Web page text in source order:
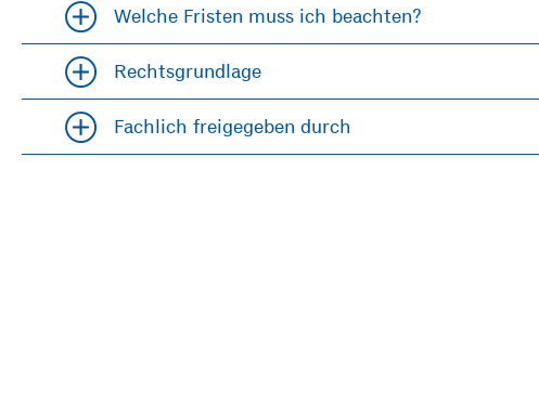
Accordion öfffnen und schließen
Welche Fristen muss ich beachten?
Accordion öfffnen und schließen
Rechtsgrundlage
Accordion öfffnen und schließen
Fachlich freigegeben durch